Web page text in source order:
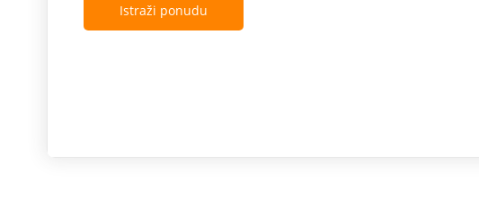
Istraži ponudu